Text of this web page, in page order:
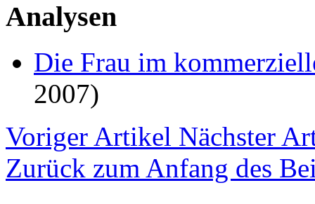
Analysen
Die Frau im
2007)
Voriger Artikel Nächster
Zurück zum Anfang des